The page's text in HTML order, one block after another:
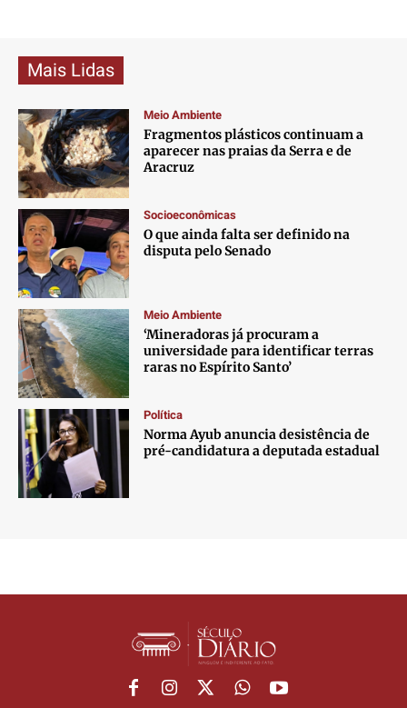
Mais Lidas
Meio Ambiente
Fragmentos plásticos continuam a
aparecer nas praias da Serra e de
Aracruz
Socioeconômicas
O que ainda falta ser definido na
disputa pelo Senado
Meio Ambiente
‘Mineradoras já procuram a
universidade para identificar terras
raras no Espírito Santo’
Política
Norma Ayub anuncia desistência de
pré-candidatura a deputada estadual